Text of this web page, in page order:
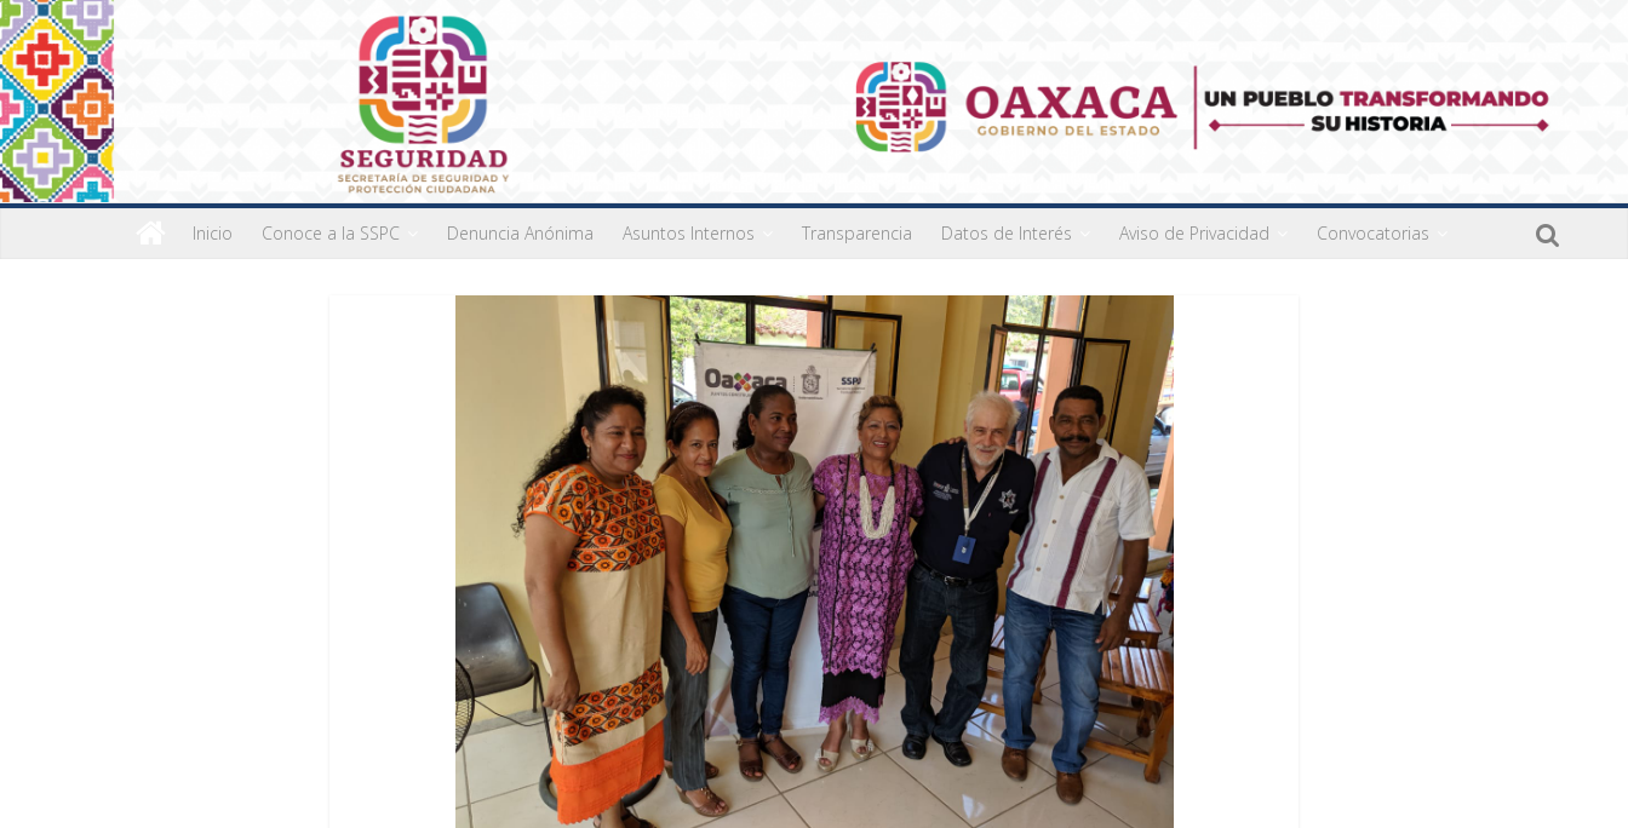
Inicio Conoce a la SSPC Denuncia Anónima Asuntos Internos Transparencia Datos de Interés Aviso de Privacidad Convocatorias